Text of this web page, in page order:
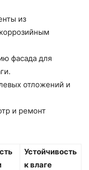
из
фасада для
отложений и
и ремонт
Устойчивость
к влаге